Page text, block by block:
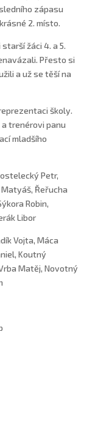
zápasu
2. místo.
žáci 4. a 5.
Přesto si
a už se těší na
školy.
trenérovi panu
mladšího
Petr,
Matyáš, Řeřucha
Robin,
Libor
Vojta, Máca
Koutný
Matěj, Novotný